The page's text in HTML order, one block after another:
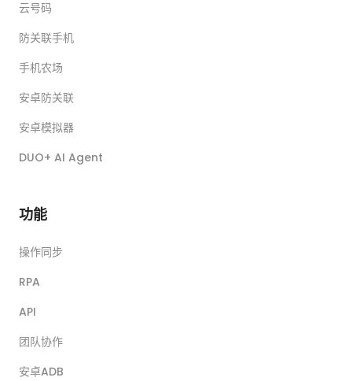
云号码
防关联手机
手机农场
安卓防关联
安卓模拟器
DUO+ AI Agent
功能
操作同步
RPA
API
团队协作
安卓ADB